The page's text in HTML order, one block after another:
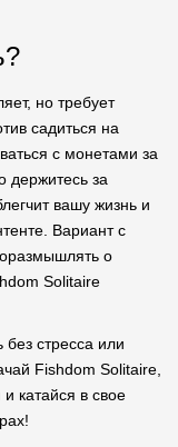
но требует
садиться на
с монетами за
держитесь за
вашу жизнь и
Вариант с
о
Solitaire
стресса или
Fishdom Solitaire,
катайся в свое